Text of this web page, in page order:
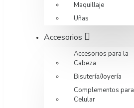
Maquillaje
Uñas
Accesorios
Accesorios para la
Cabeza
Bisutería/Joyería
Complementos para
Celular